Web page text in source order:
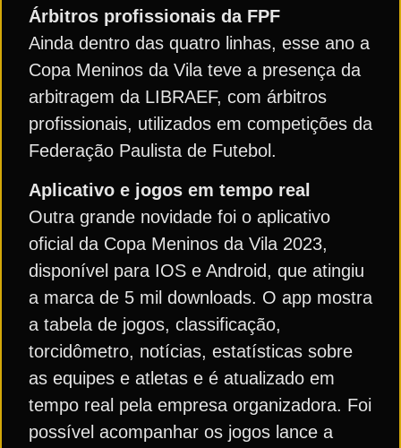
Árbitros profissionais da FPF
Ainda dentro das quatro linhas, esse ano a
Copa Meninos da Vila teve a presença da
arbitragem da LIBRAEF, com árbitros
profissionais, utilizados em competições da
Federação Paulista de Futebol.
Aplicativo e jogos em tempo real
Outra grande novidade foi o aplicativo
oficial da Copa Meninos da Vila 2023,
disponível para IOS e Android, que atingiu
a marca de 5 mil downloads. O app mostra
a tabela de jogos, classificação,
torcidômetro, notícias, estatísticas sobre
as equipes e atletas e é atualizado em
tempo real pela empresa organizadora. Foi
possível acompanhar os jogos lance a